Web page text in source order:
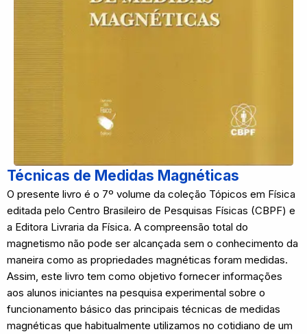
Técnicas de Medidas Magnéticas
O presente livro é o 7º volume da coleção Tópicos em Física
editada pelo Centro Brasileiro de Pesquisas Físicas (CBPF) e
a Editora Livraria da Física. A compreensão total do
magnetismo não pode ser alcançada sem o conhecimento da
maneira como as propriedades magnéticas foram medidas.
Assim, este livro tem como objetivo fornecer informações
aos alunos iniciantes na pesquisa experimental sobre o
funcionamento básico das principais técnicas de medidas
magnéticas que habitualmente utilizamos no cotidiano de um